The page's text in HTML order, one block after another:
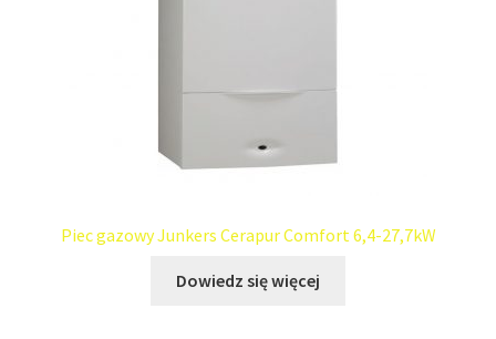
Piec gazowy Junkers Cerapur Comfort 6,4-27,7kW
Dowiedz się więcej